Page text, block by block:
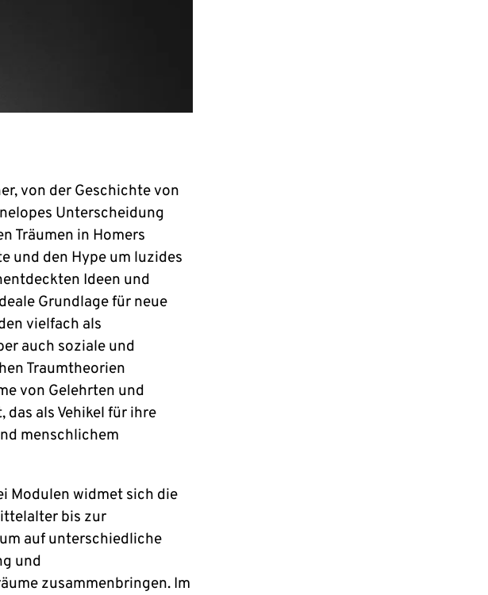
von der Geschichte von
Unterscheidung
Träumen in Homers
und den Hype um luzides
Ideen und
Grundlage für neue
vielfach als
auch soziale und
Traumtheorien
von Gelehrten und
als Vehikel für ihre
menschlichem
Modulen widmet sich die
bis zur
auf unterschiedliche
und
zusammenbringen. Im